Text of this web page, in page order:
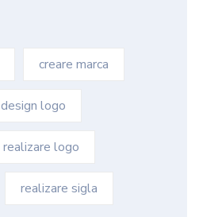
creare marca
design logo
realizare logo
realizare sigla